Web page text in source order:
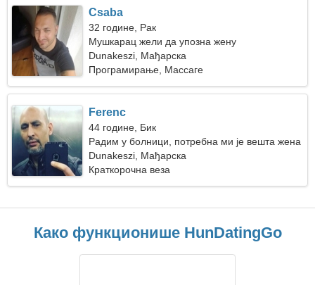
Csaba
32 године, Рак
Мушкарац жели да упозна жену
Dunakeszi, Мађарска
Програмирање, Массаге
Ferenc
44 године, Бик
Радим у болници, потребна ми је вешта жена
Dunakeszi, Мађарска
Краткорочна веза
Како функционише HunDatingGo